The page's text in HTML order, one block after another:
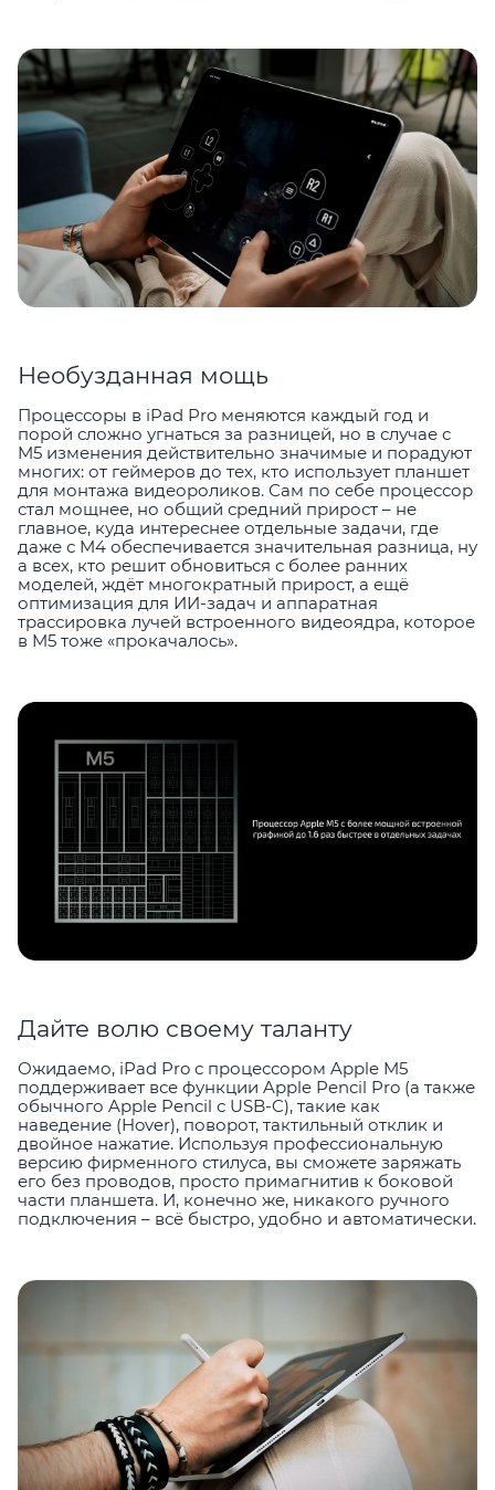
Необузданная мощь
Процессоры в iPad Pro меняются каждый год и
порой сложно угнаться за разницей, но в случае с
M5 изменения действительно значимые и порадуют
многих: от геймеров до тех, кто использует планшет
для монтажа видеороликов. Сам по себе процессор
стал мощнее, но общий средний прирост – не
главное, куда интереснее отдельные задачи, где
даже с M4 обеспечивается значительная разница, ну
а всех, кто решит обновиться с более ранних
моделей, ждёт многократный прирост, а ещё
оптимизация для ИИ-задач и аппаратная
трассировка лучей встроенного видеоядра, которое
в M5 тоже «прокачалось».
Дайте волю своему таланту
Ожидаемо, iPad Pro с процессором Apple M5
поддерживает все функции Apple Pencil Pro (а также
обычного Apple Pencil с USB-C), такие как
наведение (Hover), поворот, тактильный отклик и
двойное нажатие. Используя профессиональную
версию фирменного стилуса, вы сможете заряжать
его без проводов, просто примагнитив к боковой
части планшета. И, конечно же, никакого ручного
подключения – всё быстро, удобно и автоматически.